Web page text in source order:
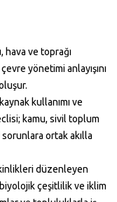
hava ve toprağı
yönetimi anlayışını
kullanımı ve
kamu, sivil toplum
ortak akılla
düzenleyen
biyolojik çeşitlilik ve iklim